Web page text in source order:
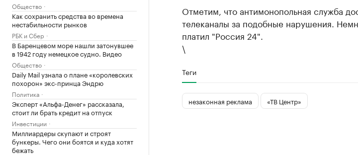
Общество
Как сохранить средства во времена
нестабильности рынков
РБК и Сбер
В Баренцевом море нашли затонувшее
в 1942 году немецкое судно. Видео
Общество
Daily Mail узнала о плане «королевских
похорон» экс-принца Эндрю
Политика
Эксперт «Альфа-Денег» рассказала,
стоит ли брать кредит на отпуск
Инвестиции
Миллиардеры скупают и строят
бункеры. Чего они боятся и куда хотят
бежать
Отметим, что антимонопольная служба
телеканалы за подобные нарушения.
платил "Россия 24".
\
Теги
незаконная реклама «ТВ Центр»